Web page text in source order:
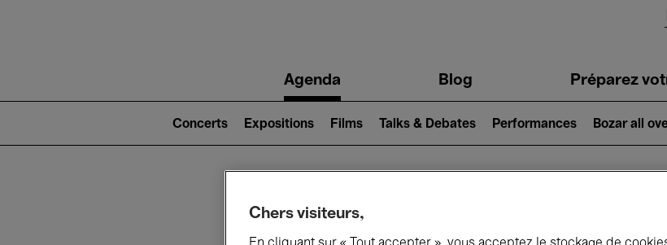
navigationAgenda Blog Préparez
2)
Concerts Expositions Films Talks & Debates Performances Bozar all
Ce qui se passe
Chers visiteurs,